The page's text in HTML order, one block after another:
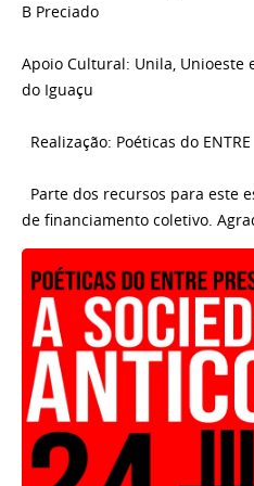
B Preciado
Apoio Cultural: Unila, Unioeste
do Iguaçu
Realização: Poéticas do ENTRE
Parte dos recursos para este
de financiamento coletivo.